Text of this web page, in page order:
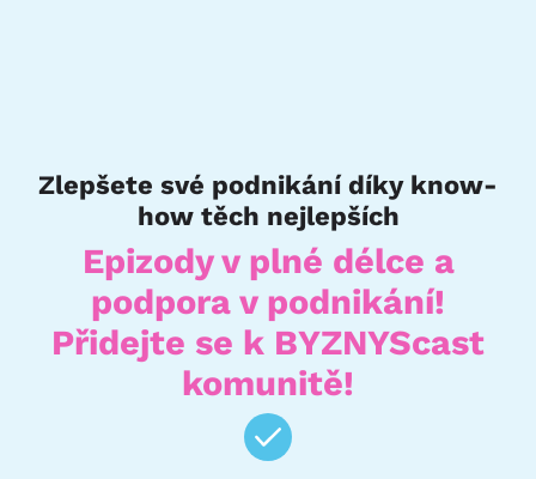
Zlepšete své podnikání díky know-
how těch nejlepších
Epizody v plné délce a
podpora v podnikání!
Přidejte se k BYZNYScast
komunitě!